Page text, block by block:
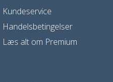
Kundeservice
Handelsbetingelser
Læs alt om Premium